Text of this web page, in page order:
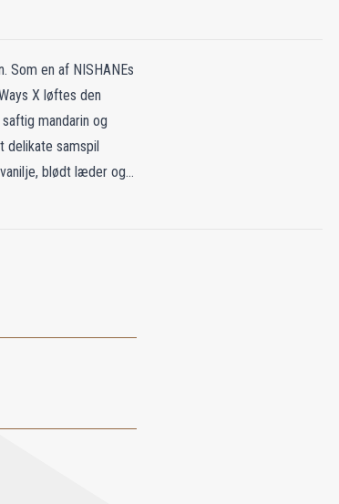
Som en af ​​NISHANEs
X løftes den
mandarin og
samspil
blødt læder og
sød, men sofistikeret